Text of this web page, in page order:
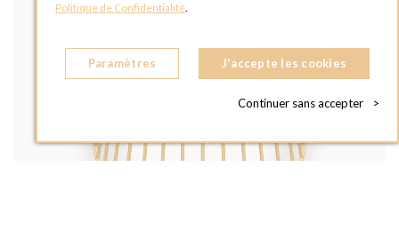
Politique de Confidentialité.
Paramètres J'accepte les cookies
Continuer sans accepter >